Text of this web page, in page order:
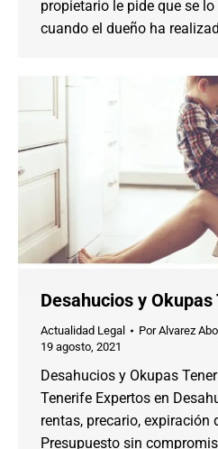
propietario le pide que se
cuando el dueño ha
Desahucios y
Actualidad Legal PorAlvarez
19 agosto, 2021
Desahucios y Okupas
Tenerife Expertos en
rentas, precario, expiración
Presupuesto sin